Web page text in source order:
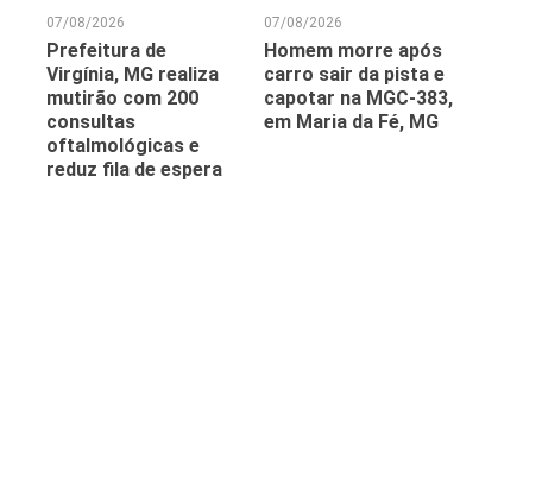
07/08/2026
Prefeitura de
Virgínia, MG realiza
mutirão com 200
consultas
oftalmológicas e
reduz fila de espera
07/08/2026
Homem morre após
carro sair da pista e
capotar na MGC-383,
em Maria da Fé, MG